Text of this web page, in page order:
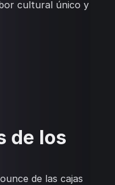
cultural único y
de los
de las cajas